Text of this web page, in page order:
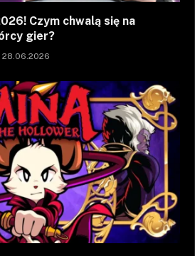
Czym chwalą się na
gier?
28.06.2026